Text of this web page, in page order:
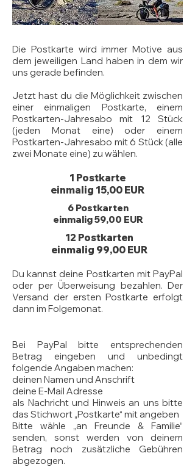
Die Postkarte wird immer Motive aus
dem jeweiligen Land haben in dem wir
uns gerade befinden.
Jetzt hast du die Möglichkeit zwischen
einer einmaligen Postkarte, einem
Postkarten-Jahresabo mit 12 Stück
(jeden Monat eine) oder einem
Postkarten-Jahresabo mit 6 Stück (alle
zwei Monate eine) zu wählen.
1 Postkarte
einmalig 15,00 EUR
6 Postkarten
einmalig 59,00 EUR
12 Postkarten
einmalig 99,00 EUR
Du kannst deine Postkarten mit PayPal
oder per Überweisung bezahlen. Der
Versand der ersten Postkarte erfolgt
dann im Folgemonat.
Bei PayPal bitte entsprechenden
Betrag eingeben und unbedingt
folgende Angaben machen:
deinen Namen und Anschrift
deine E-Mail Adresse
als Nachricht und Hinweis an uns bitte
das Stichwort „Postkarte“ mit angeben
Bitte wähle „an Freunde & Familie“
senden, sonst werden von deinem
Betrag noch zusätzliche Gebühren
abgezogen.